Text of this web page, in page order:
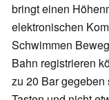
bringt einen
elektronischen
Schwimmen
Bahn registrieren
zu 20 Bar